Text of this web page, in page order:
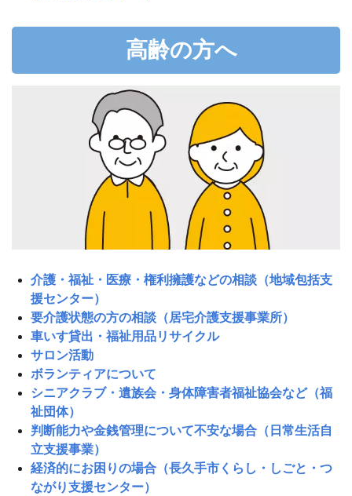
高齢の方へ
介護・福祉・医療・権利擁護などの相談（地域包括支
援センター）
要介護状態の方の相談（居宅介護支援事業所）
車いす貸出・福祉用品リサイクル
サロン活動
ボランティアについて
シニアクラブ・遺族会・身体障害者福祉協会など（福
祉団体）
判断能力や金銭管理について不安な場合（日常生活自
立支援事業）
経済的にお困りの場合（長久手市くらし・しごと・つ
ながり支援センター）